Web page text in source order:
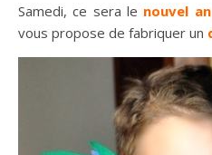
Samedi, ce sera le nouvel
vous propose de fabriquer un